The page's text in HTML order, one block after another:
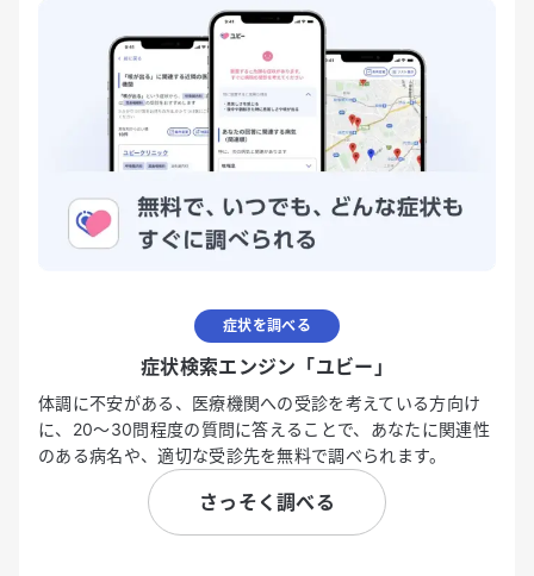
症状を調べる
症状検索エンジン「ユビー」
体調に不安がある、医療機関への受診を考えている方向け
に、20〜30問程度の質問に答えることで、あなたに関連性
のある病名や、適切な受診先を無料で調べられます。
さっそく調べる